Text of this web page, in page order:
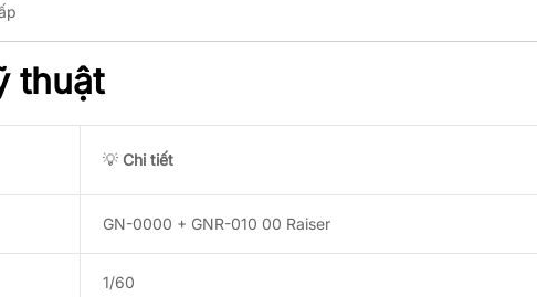
thuật
💡 Chi tiết
GN-0000 + GNR-010 00 Raiser
1/60